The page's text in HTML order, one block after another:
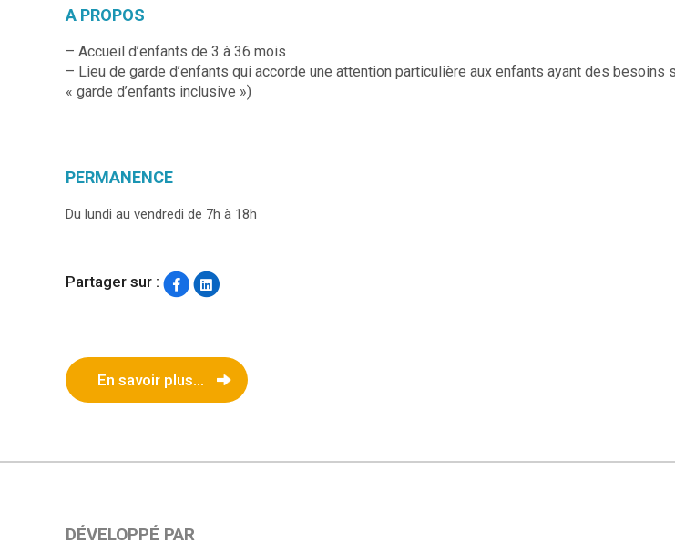
A PROPOS
– Accueil d’enfants de 3 à 36 mois
– Lieu de garde d’enfants qui accorde une attention particulière aux enfants ayant des besoins
« garde d’enfants inclusive »)
PERMANENCE
Du lundi au vendredi de 7h à 18h
Partager sur :
En savoir plus...
DÉVELOPPÉ PAR